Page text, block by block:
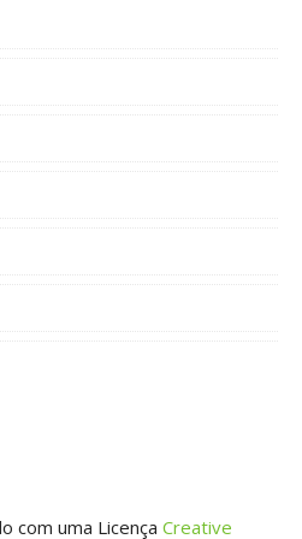
com uma Licença Creative